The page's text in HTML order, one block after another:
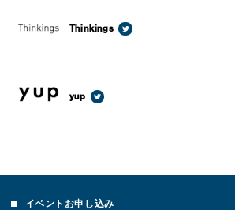
Thinkings
yup
イベントお申し込み